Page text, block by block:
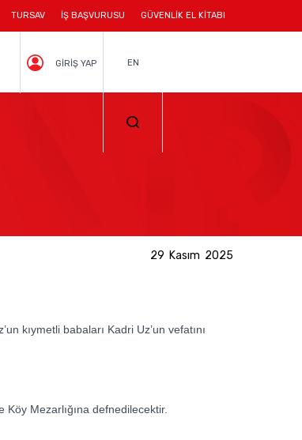
TURSAV İŞ BAŞVURUSU GÜVENLİK EL KİTABI
GİRİŞ YAP EN
29 Kasım 2025
kıymetli babaları Kadri Uz’un vefatını
Mezarlığına defnedilecektir.